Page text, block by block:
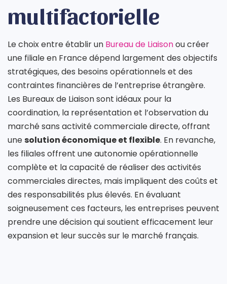
multifactorielle
Le choix entre établir un Bureau de Liaisonou créer
une filiale en France dépend largement des objectifs
stratégiques, des besoins opérationnels et des
contraintes financières de l’entreprise étrangère.
Les Bureaux de Liaison sont idéaux pour la
coordination, la représentation et l’observation du
marché sans activité commerciale directe, offrant
unesolution économique et flexible. En revanche,
les filiales offrent une autonomie opérationnelle
complète et la capacité de réaliser des activités
commerciales directes, mais impliquent des coûts et
des responsabilités plus élevés. En évaluant
soigneusement ces facteurs, les entreprises peuvent
prendre une décision qui soutient efficacement leur
expansion et leur succès sur le marché français.